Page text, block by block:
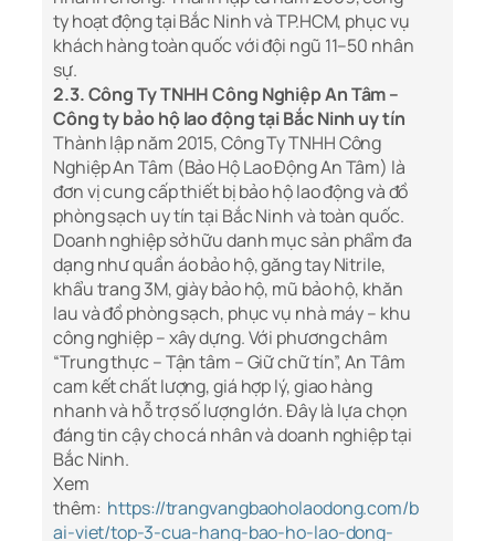
ty hoạt động tại Bắc Ninh và TP.HCM, phục vụ
khách hàng toàn quốc với đội ngũ 11–50 nhân
sự.
2.3. Công Ty TNHH Công Nghiệp An Tâm –
Công ty bảo hộ lao động tại Bắc Ninh uy tín
Thành lập năm 2015, Công Ty TNHH Công
Nghiệp An Tâm (Bảo Hộ Lao Động An Tâm) là
đơn vị cung cấp thiết bị bảo hộ lao động và đồ
phòng sạch uy tín tại Bắc Ninh và toàn quốc.
Doanh nghiệp sở hữu danh mục sản phẩm đa
dạng như quần áo bảo hộ, găng tay Nitrile,
khẩu trang 3M, giày bảo hộ, mũ bảo hộ, khăn
lau và đồ phòng sạch, phục vụ nhà máy – khu
công nghiệp – xây dựng. Với phương châm
“Trung thực – Tận tâm – Giữ chữ tín”, An Tâm
cam kết chất lượng, giá hợp lý, giao hàng
nhanh và hỗ trợ số lượng lớn. Đây là lựa chọn
đáng tin cậy cho cá nhân và doanh nghiệp tại
Bắc Ninh.
Xem
thêm: https://trangvangbaoholaodong.com/b
ai-viet/top-3-cua-hang-bao-ho-lao-dong-